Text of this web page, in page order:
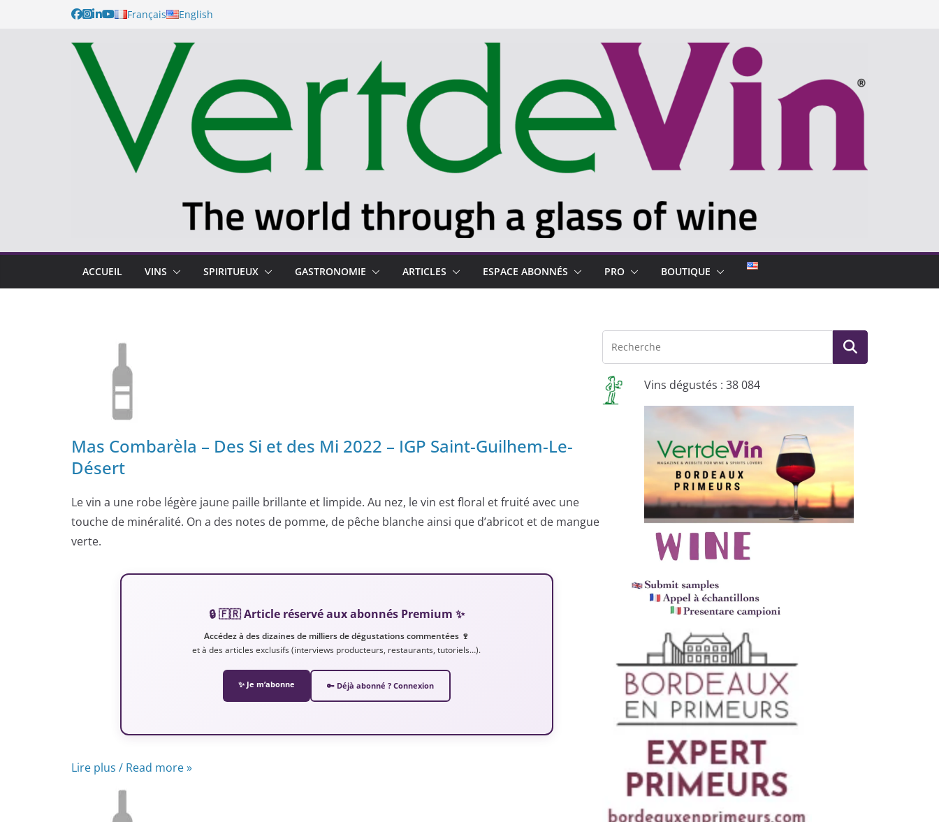
Français English
ACCUEIL VINS SPIRITUEUX GASTRONOMIE ARTICLES ESPACE ABONNÉS PRO BOUTIQUE
Mas Combarèla – Des Si et des Mi 2022 – IGP Saint-Guilhem-Le-
Désert
Le vin a une robe légère jaune paille brillante et limpide. Au nez, le vin est floral et fruité avec une
touche de minéralité. On a des notes de pomme, de pêche blanche ainsi que d’abricot et de mangue
verte.
🔒 🇫🇷 Article réservé aux abonnés Premium ✨
Accédez à des dizaines de milliers de dégustations commentées 🍷
et à des articles exclusifs (interviews producteurs, restaurants, tutoriels…).
✨ Je m’abonne 🔑 Déjà abonné ? Connexion
Lire plus / Read more »
Vins dégustés : 38 084